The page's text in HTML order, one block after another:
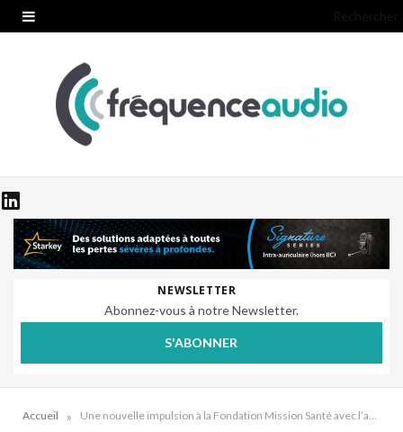
NEWSLETTER
Abonnez-vous à notre Newsletter.
S'ABONNER
Accueil » Une nouvelle impulsion à la Fondation Mission Santé avec l’arrivée de Dalila Ben Abdeljelil